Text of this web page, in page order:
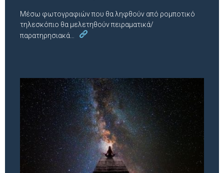
Μέσω φωτογραφιών που θα ληφθούν από ρομποτικό
τηλεσκόπιο θα μελετηθούν πειραματικά/
παρατηρησιακά…